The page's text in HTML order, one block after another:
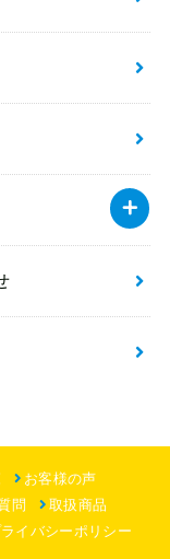
お客様の声
問
取扱商品
イバシーポリシー